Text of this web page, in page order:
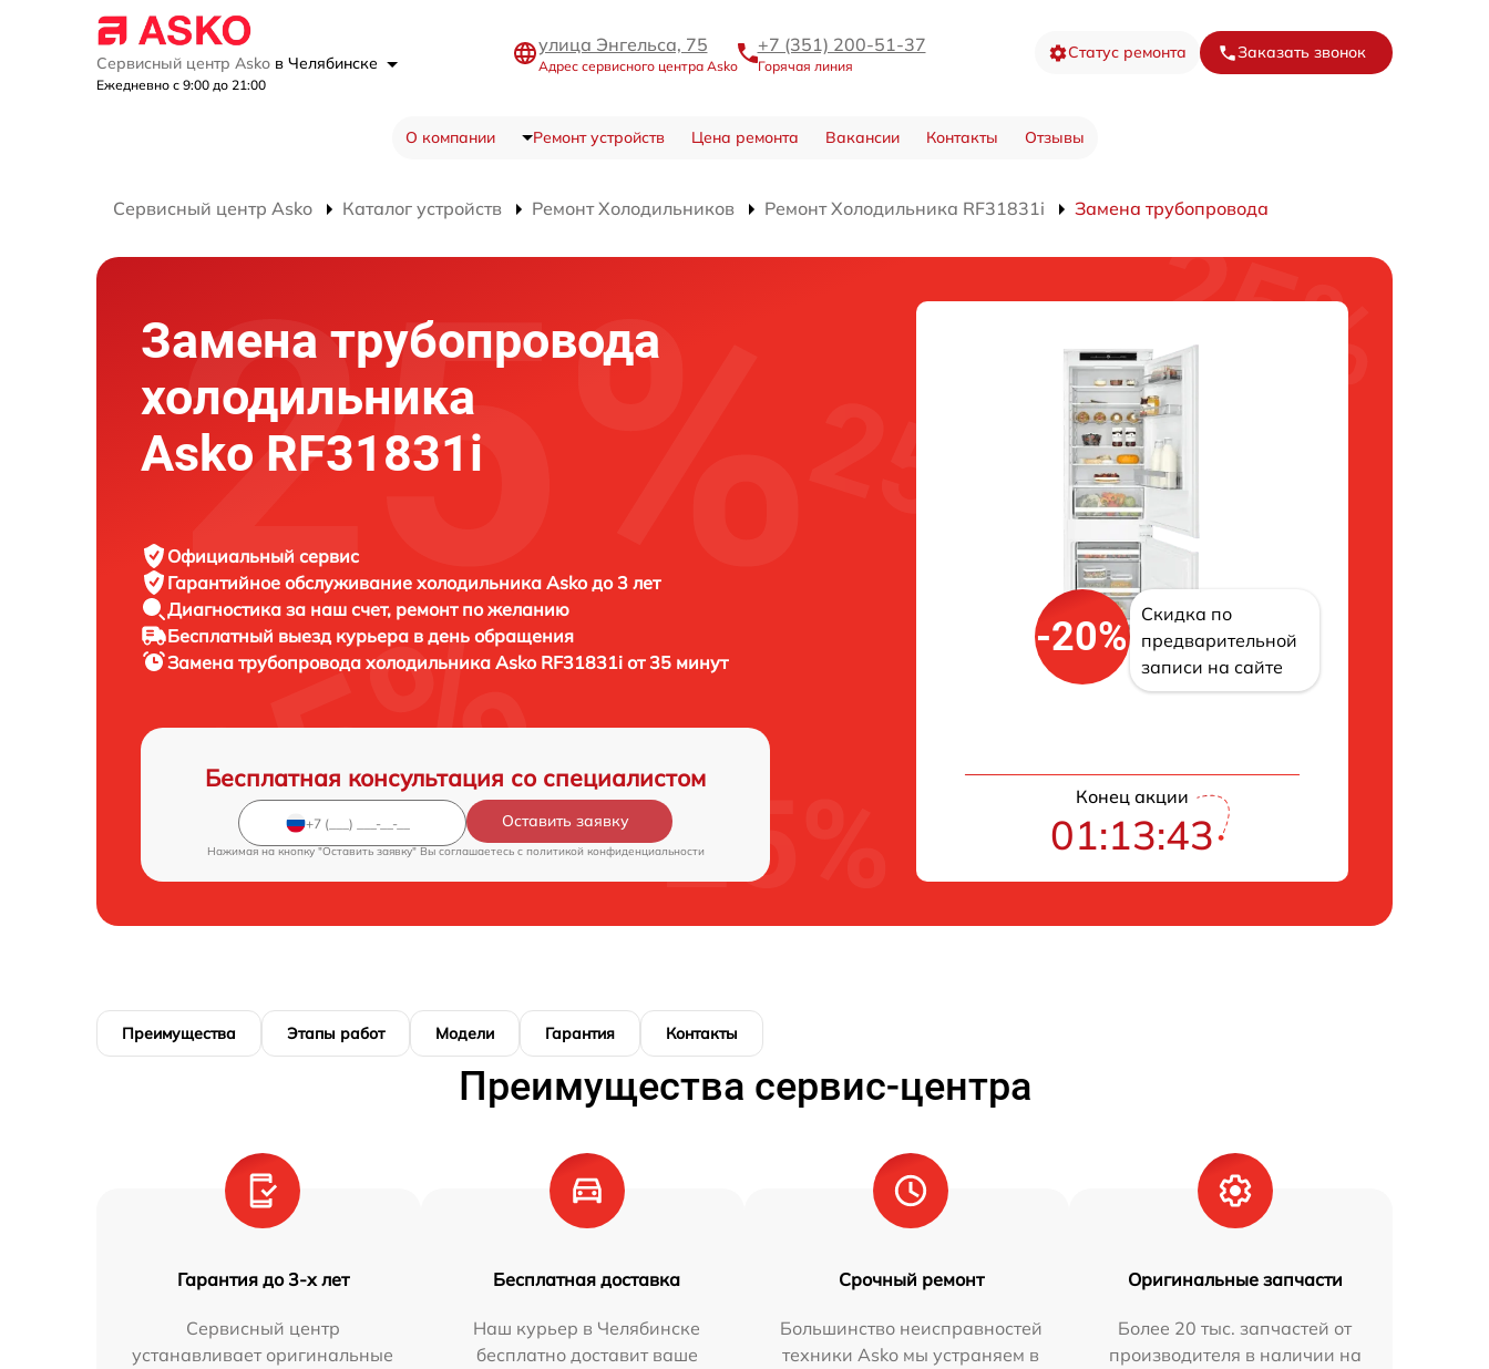
Сервисный центр Asko в Челябинске
Ежедневно с 9:00 до 21:00
улица Энгельса, 75
Адрес сервисного центра Asko
+7 (351) 200-51-37
Горячая линия
Статус ремонта Заказать звонок
О компании Ремонт устройств Цена ремонта Вакансии Контакты Отзывы
Сервисный центр Asko Каталог устройств Ремонт Холодильников Ремонт Холодильника RF31831i Замена трубопровода
Замена трубопровода
холодильника
Asko RF31831i
Официальный сервис
Гарантийное обслуживание холодильника Asko до 3 лет
Диагностика за наш счет, ремонт по желанию
Бесплатный выезд курьера в день обращения
Замена трубопровода холодильника Asko RF31831i от 35 минут
Бесплатная консультация со специалистом
Оставить заявку
Нажимая на кнопку "Оставить заявку" Вы соглашаетесь c политикой конфиденциальности
-20%
Скидка по
предварительной
записи на сайте
Конец акции
01:13:42
Преимущества Этапы работ Модели Гарантия Контакты
Преимущества сервис-центра
Гарантия до 3-х лет
Сервисный центр
устанавливает оригинальные
Бесплатная доставка
Наш курьер в Челябинске
бесплатно доставит ваше
Срочный ремонт
Большинство неисправностей
техники Asko мы устраняем в
Оригинальные запчасти
Более 20 тыс. запчастей от
производителя в наличии на